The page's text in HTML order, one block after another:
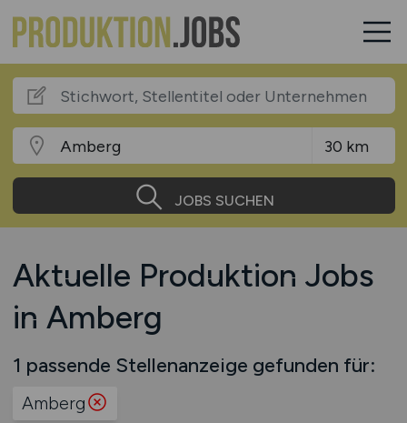
JOBS SUCHEN
Aktuelle Produktion Jobs
in Amberg
1 passende Stellenanzeige gefunden für:
Amberg